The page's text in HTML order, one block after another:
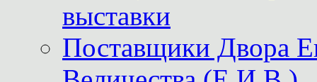
выставки
Поставщики